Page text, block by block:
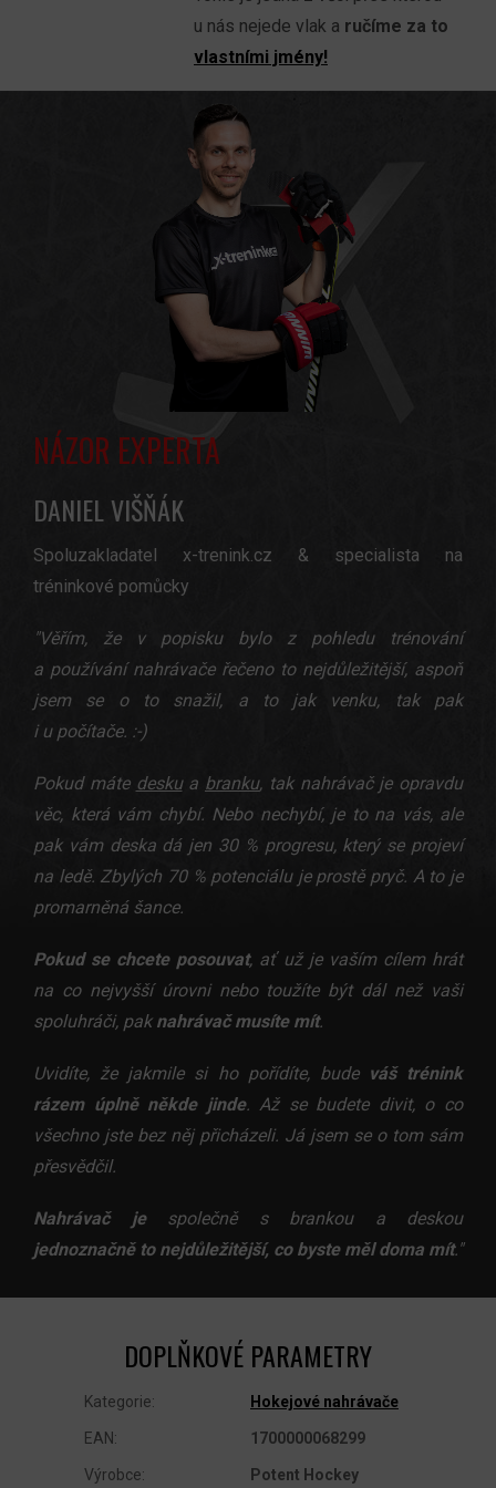
u nás nejede vlak a ručíme za to
vlastními jmény!
NÁZOR EXPERTA
DANIEL VIŠŇÁK
Spoluzakladatel x-trenink.cz & specialista na
tréninkové pomůcky
"Věřím, že v popisku bylo z pohledu trénování
a používání nahrávače řečeno to nejdůležitější, aspoň
jsem se o to snažil, a to jak venku, tak pak
i u počítače. :-)
Pokud máte deskua branku, tak nahrávačje opravdu
věc, která vám chybí. Nebo nechybí, je to na vás, ale
pak vám deska dá jen 30 % progresu, který se projeví
na ledě. Zbylých 70 % potenciálu je prostě pryč. A to je
promarněná šance.
Pokud se chcete posouvat, ať už je vaším cílem hrát
na co nejvyšší úrovninebo toužíte být dál než vaši
spoluhráči, pak nahrávač musíte mít.
Uvidíte, že jakmile si ho pořídíte, bude váš trénink
rázem úplně někde jinde. Až se budete divit, o co
všechno jste bez něj přicházeli. Já jsem se o tom sám
přesvědčil.
Nahrávač jespolečně s brankou a deskou
jednoznačně to nejdůležitější, co byste měl doma mít."
DOPLŇKOVÉ PARAMETRY
Kategorie: Hokejové nahrávače
EAN: 1700000068299
Výrobce: Potent Hockey